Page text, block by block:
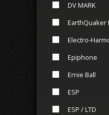
DV MARK
EarthQuaker
Electro-
Epiphone
Ernie Ball
ESP
ESP / LTD